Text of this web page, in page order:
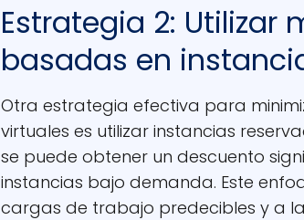
Estrategia 2: Utilizar
basadas en
Otra estrategia efectiva para
virtuales es utilizar instancias
se puede obtener un descuento
instancias bajo demanda. Este
cargas de trabajo predecibles y a